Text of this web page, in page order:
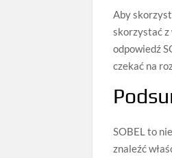
Aby
skorzystać z
odpowiedź
czekać na
SOBEL to
znaleźć